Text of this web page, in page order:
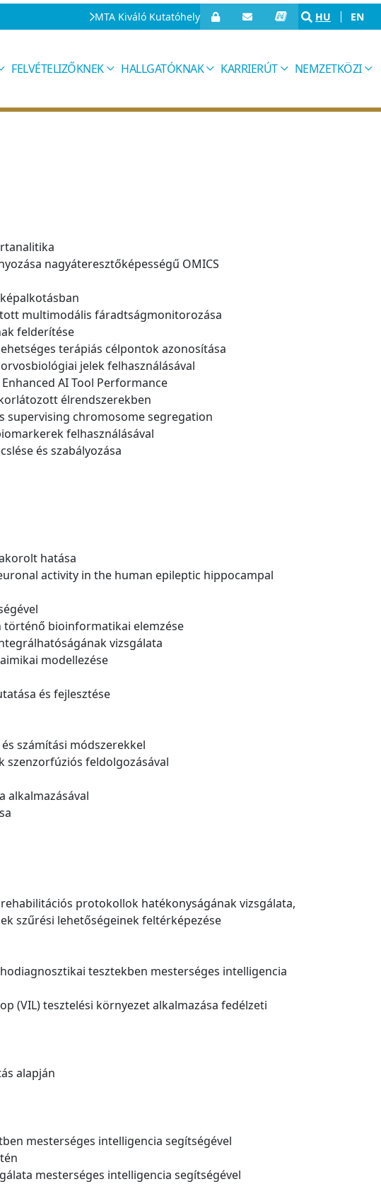
MTA Kiváló Kutatóhely HU EN
FELVÉTELIZŐKNEK HALLGATÓKNAK KARRIERÚT NEMZETKÖZI
nagyáteresztőképességű OMICS
multimodális fáradtságmonitorozása
felderítése
terápiás célpontok azonosítása
jelek felhasználásával
AI Tool Performance
élrendszerekben
supervising chromosome segregation
felhasználásával
és szabályozása
hatása
activity in the human epileptic hippocampal
történő bioinformatikai elemzése
vizsgálata
modellezése
és fejlesztése
számítási módszerekkel
szenzorfúziós feldolgozásával
alkalmazásával
protokollok hatékonyságának vizsgálata,
szűrési lehetőségeinek feltérképezése
tesztekben mesterséges intelligencia
(VIL) tesztelési környezet alkalmazása fedélzeti
alapján
mesterséges intelligencia segítségével
mesterséges intelligencia segítségével